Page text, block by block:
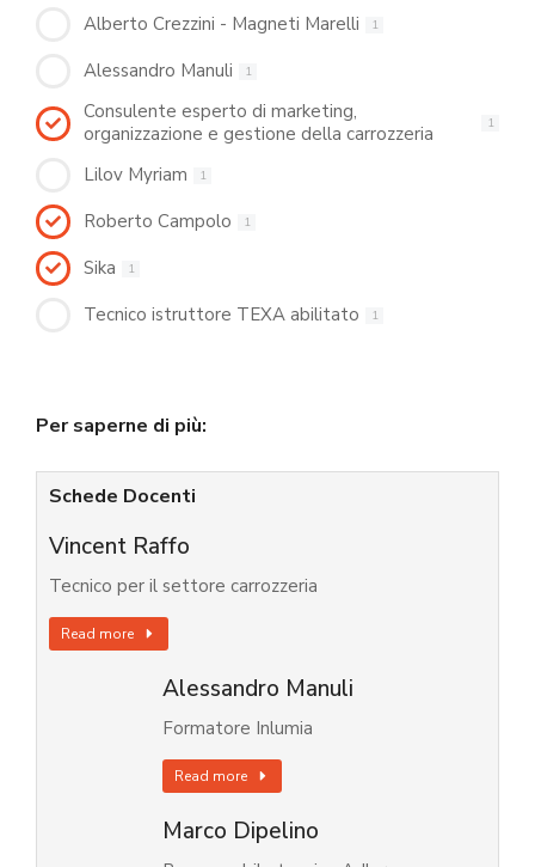
Alberto Crezzini - Magneti Marelli 1
Alessandro Manuli 1
Consulente esperto di marketing,
organizzazione e gestione della carrozzeria
1
Lilov Myriam 1
Roberto Campolo 1
Sika 1
Tecnico istruttore TEXA abilitato 1
Per saperne di più:
Schede Docenti
Vincent Raffo
Tecnico per il settore carrozzeria
Read more
Alessandro Manuli
Formatore Inlumia
Read more
Marco Dipelino